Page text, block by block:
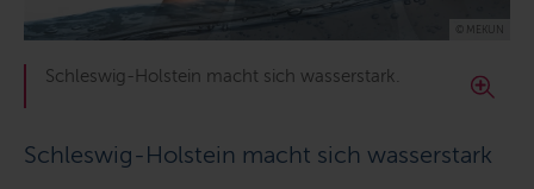
© MEKUN
Schleswig-Holstein macht sich wasserstark.
Schleswig-Holstein macht sich wasserstark